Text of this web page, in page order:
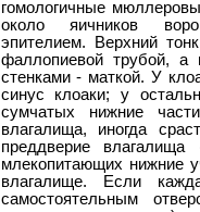
гомологичные
около яичников
эпителием. Верхний
фаллопиевой трубой,
стенками - маткой. У
синус клоаки; у
сумчатых нижние
влагалища, иногда
преддверие
млекопитающих нижние
влагалище. Если
самостоятельным